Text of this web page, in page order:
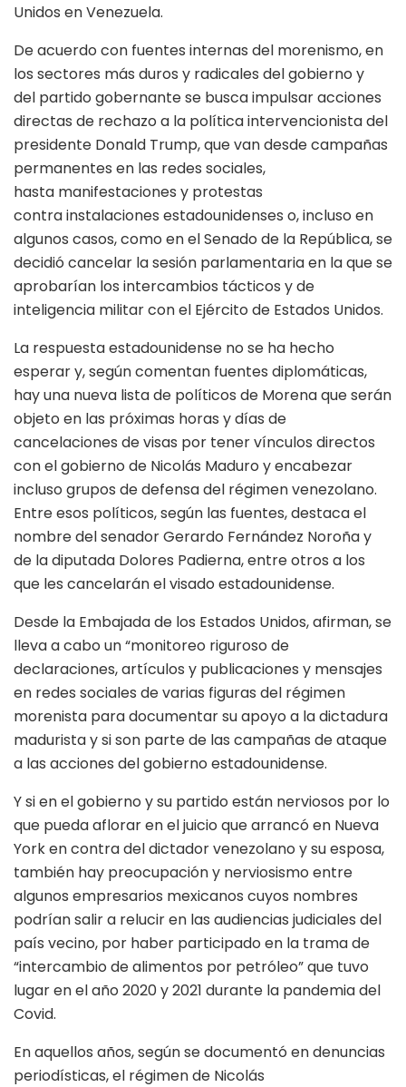
Unidos en Venezuela.
De acuerdo con fuentes internas del morenismo, en
los sectores más duros y radicales del gobierno y
del partido gobernante se busca impulsar acciones
directas de rechazo a la política intervencionista del
presidente Donald Trump, que van desde campañas
permanentes en las redes sociales,
hasta manifestaciones y protestas
contra instalaciones estadounidenses o, incluso en
algunos casos, como en el Senado de la República, se
decidió cancelar la sesión parlamentaria en la que se
aprobarían los intercambios tácticos y de
inteligencia militar con el Ejército de Estados Unidos.
La respuesta estadounidense no se ha hecho
esperar y, según comentan fuentes diplomáticas,
hay una nueva lista de políticos de Morena que serán
objeto en las próximas horas y días de
cancelaciones de visas por tener vínculos directos
con el gobierno de Nicolás Maduro y encabezar
incluso grupos de defensa del régimen venezolano.
Entre esos políticos, según las fuentes, destaca el
nombre del senador Gerardo Fernández Noroña y
de la diputada Dolores Padierna, entre otros a los
que les cancelarán el visado estadounidense.
Desde la Embajada de los Estados Unidos, afirman, se
lleva a cabo un “monitoreo riguroso de
declaraciones, artículos y publicaciones y mensajes
en redes sociales de varias figuras del régimen
morenista para documentar su apoyo a la dictadura
madurista y si son parte de las campañas de ataque
a las acciones del gobierno estadounidense.
Y si en el gobierno y su partido están nerviosos por lo
que pueda aflorar en el juicio que arrancó en Nueva
York en contra del dictador venezolano y su esposa,
también hay preocupación y nerviosismo entre
algunos empresarios mexicanos cuyos nombres
podrían salir a relucir en las audiencias judiciales del
país vecino, por haber participado en la trama de
“intercambio de alimentos por petróleo” que tuvo
lugar en el año 2020 y 2021 durante la pandemia del
Covid.
En aquellos años, según se documentó en denuncias
periodísticas, el régimen de Nicolás